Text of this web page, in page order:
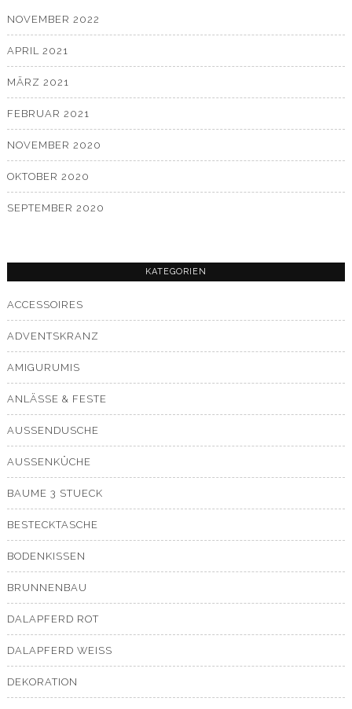
NOVEMBER 2022
APRIL 2021
MÄRZ 2021
FEBRUAR 2021
NOVEMBER 2020
OKTOBER 2020
SEPTEMBER 2020
KATEGORIEN
ACCESSOIRES
ADVENTSKRANZ
AMIGURUMIS
ANLÄSSE & FESTE
AUSSENDUSCHE
AUSSENKÜCHE
BAUME 3 STUECK
BESTECKTASCHE
BODENKISSEN
BRUNNENBAU
DALAPFERD ROT
DALAPFERD WEISS
DEKORATION